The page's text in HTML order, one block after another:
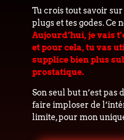
Tu crois tout savoir
plugs et tes godes. Ce
Aujourd’hui, je vais
et pour cela, tu vas
supplice bien plus
prostatique.
Son seul but n’est pas
faire imploser de
limite, pour mon